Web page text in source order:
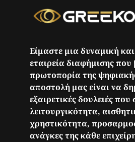
Είμαστε μια δυναμική
εταιρεία διαφήμισης που
πρωτοπορία της
αποστολή μας είναι να
εξαιρετικές δουλειές
λειτουργικότητα,
χρηστικότητα,
ανάγκες της κάθε